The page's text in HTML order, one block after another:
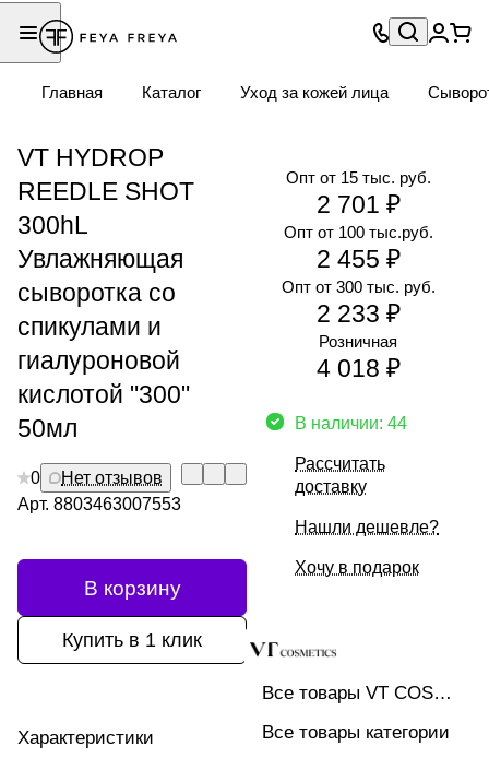
Главная Каталог Уход за кожей лица
VT HYDROP
REEDLE SHOT
300hL
Увлажняющая
сыворотка со
спикулами и
гиалуроновой
кислотой "300"
50мл
0
Нет отзывов
Арт. 8803463007553
В корзину
Купить в 1 клик
Характеристики
Опт от 300 тыс. руб.
2 233 ₽
Опт от 15 тыс. руб.
2 701 ₽
Опт от 100 тыс.руб.
2 455 ₽
Розничная
4 018 ₽
В наличии: 44
Рассчитать
доставку
Нашли дешевле?
Хочу в подарок
Все товары VT COSMETICS
Все товары категории